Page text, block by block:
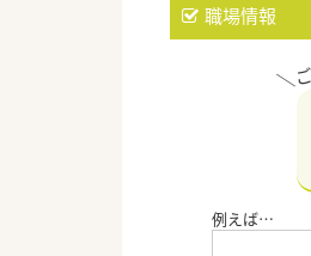
職場情報